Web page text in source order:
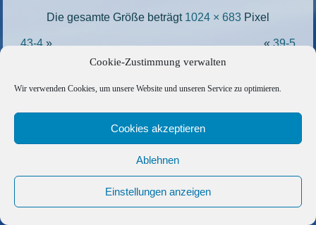
Cookie-Zustimmung verwalten
Wir verwenden Cookies, um unsere Website und unseren Service zu optimieren.
Cookies akzeptieren
Ablehnen
Einstellungen anzeigen
Die gesamte Größe beträgt 1024 × 683 Pixel
43-4» «39-5
Copyright © 2026 Barfuss Segelreisen GmbH
AGB|Befreundete Links